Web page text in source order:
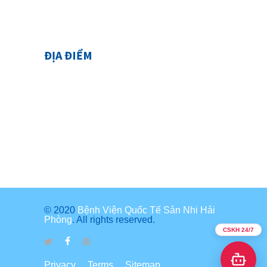
ĐỊA ĐIỂM
© 2020 Bệnh Viện Quốc Tế Sản Nhi Hải
Phòng. All rights reserved.
Privacy Terms Sitemap
CSKH 24/7